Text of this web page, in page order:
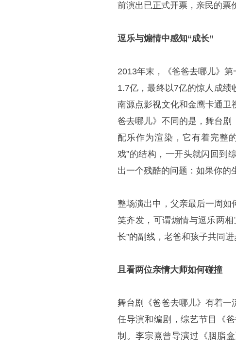
前演出已正式开票，亲民的票
逗乐与煽情中感知“成长”
2013年末，《爸爸去哪儿》
1.7亿，最终以7亿的惊人成绩
南源点影视文化和金鹰卡通卫
爸去哪儿》不同的是，舞台剧
配乐作为渲染，它有着完整
戏”的结构，一开头就闪回到
出一个残酷的问题：如果你的
整场演出中，父亲最后一周如
笑齐发，可谓煽情与逗乐两
长”的副线，老爸和孩子共同进
且看两位亲情大师如何碰撞
舞台剧《爸爸去哪儿》有着
任导演和编剧，综艺节目《
制。李宗熹曾导演过《胭脂